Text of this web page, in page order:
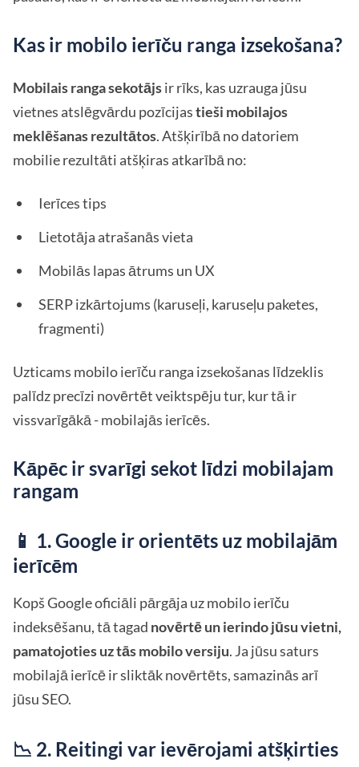
Kas ir mobilo ierīču ranga izsekošana?
Mobilais ranga sekotājsir rīks, kas uzrauga jūsu
vietnes atslēgvārdu pozīcijastieši mobilajos
meklēšanas rezultātos. Atšķirībā no datoriem
mobilie rezultāti atšķiras atkarībā no:
Ierīces tips
Lietotāja atrašanās vieta
Mobilās lapas ātrums un UX
SERP izkārtojums (karuseļi, karuseļu paketes,
fragmenti)
Uzticams mobilo ierīču ranga izsekošanas līdzeklis
palīdz precīzi novērtēt veiktspēju tur, kur tā ir
vissvarīgākā - mobilajās ierīcēs.
Kāpēc ir svarīgi sekot līdzi mobilajam
rangam
📱 1. Google ir orientēts uz mobilajām
ierīcēm
Kopš Google oficiāli pārgāja uz mobilo ierīču
indeksēšanu, tā tagad novērtē un ierindo jūsu vietni,
pamatojoties uz tās mobilo versiju. Ja jūsu saturs
mobilajā ierīcē ir sliktāk novērtēts, samazinās arī
jūsu SEO.
📉 2. Reitingi var ievērojami atšķirties